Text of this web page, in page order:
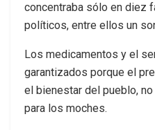
concentraba sólo en diez
políticos, entre ellos un
Los medicamentos y el
garantizados porque el
el bienestar del pueblo,
para los moches.